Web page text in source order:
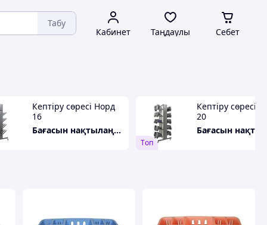
Табу
Кабинет Таңдаулы Себет
Кептіру сөресі Норд
16
Бағасын нақтылаңыз
Tоп
Кептіру сөресі
20